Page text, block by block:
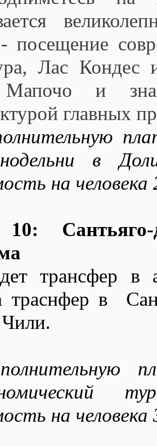
посещение
Лас Кондес
и
главных
в
на
трансфер в
траснфер в
Чили.
на